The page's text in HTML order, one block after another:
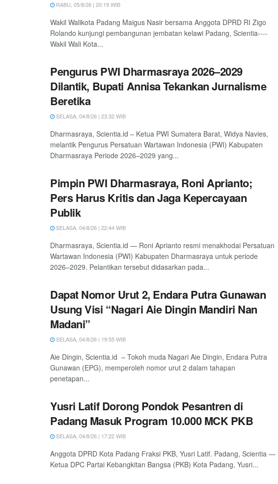
RABU, 05/8/26 | 20:19 WIB
Wakil Walikota Padang Maigus Nasir bersama Anggota DPRD RI Zigo
Rolando kunjungi pembangunan jembatan kelawi Padang, Scientia----
Wakil Wali Kota...
Pengurus PWI Dharmasraya 2026–2029
Dilantik, Bupati Annisa Tekankan Jurnalisme
Beretika
SELASA, 04/8/26 | 23:32 WIB
Dharmasraya, Scientia.id – Ketua PWI Sumatera Barat, Widya Navies,
melantik Pengurus Persatuan Wartawan Indonesia (PWI) Kabupaten
Dharmasraya Periode 2026–2029 yang...
Pimpin PWI Dharmasraya, Roni Aprianto;
Pers Harus Kritis dan Jaga Kepercayaan
Publik
SELASA, 04/8/26 | 22:44 WIB
Dharmasraya, Scientia.id — Roni Aprianto resmi menakhodai Persatuan
Wartawan Indonesia (PWI) Kabupaten Dharmasraya untuk periode
2026–2029. Pelantikan tersebut didasarkan pada...
Dapat Nomor Urut 2, Endara Putra Gunawan
Usung Visi “Nagari Aie Dingin Mandiri Nan
Madani”
SELASA, 04/8/26 | 19:55 WIB
Aie Dingin, Scientia.id – Tokoh muda Nagari Aie Dingin, Endara Putra
Gunawan (EPG), memperoleh nomor urut 2 dalam tahapan
penetapan...
Yusri Latif Dorong Pondok Pesantren di
Padang Masuk Program 10.000 MCK PKB
SELASA, 04/8/26 | 17:22 WIB
Anggota DPRD Kota Padang Fraksi PKB, Yusri Latif. Padang, Scientia —
Ketua DPC Partai Kebangkitan Bangsa (PKB) Kota Padang, Yusri...